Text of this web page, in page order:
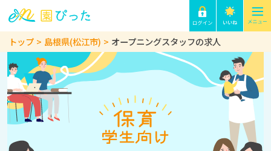
トップ 島根県(松江市) オープニングスタッフの求人